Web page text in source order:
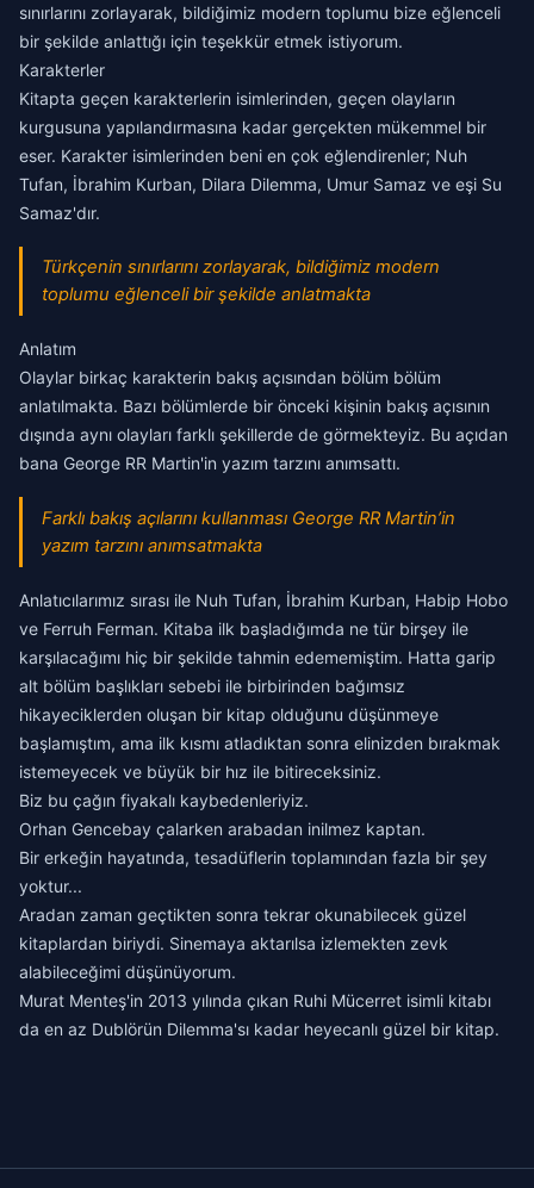
sınırlarını zorlayarak, bildiğimiz modern toplumu bize eğlenceli
bir şekilde anlattığı için teşekkür etmek istiyorum.
Karakterler
Kitapta geçen karakterlerin isimlerinden, geçen olayların
kurgusuna yapılandırmasına kadar gerçekten mükemmel bir
eser. Karakter isimlerinden beni en çok eğlendirenler; Nuh
Tufan, İbrahim Kurban, Dilara Dilemma, Umur Samaz ve eşi Su
Samaz'dır.
Türkçenin sınırlarını zorlayarak, bildiğimiz modern
toplumu eğlenceli bir şekilde anlatmakta
Anlatım
Olaylar birkaç karakterin bakış açısından bölüm bölüm
anlatılmakta. Bazı bölümlerde bir önceki kişinin bakış açısının
dışında aynı olayları farklı şekillerde de görmekteyiz. Bu açıdan
bana George RR Martin'in yazım tarzını anımsattı.
Farklı bakış açılarını kullanması George RR Martin’in
yazım tarzını anımsatmakta
Anlatıcılarımız sırası ile Nuh Tufan, İbrahim Kurban, Habip Hobo
ve Ferruh Ferman. Kitaba ilk başladığımda ne tür birşey ile
karşılacağımı hiç bir şekilde tahmin edememiştim. Hatta garip
alt bölüm başlıkları sebebi ile birbirinden bağımsız
hikayeciklerden oluşan bir kitap olduğunu düşünmeye
başlamıştım, ama ilk kısmı atladıktan sonra elinizden bırakmak
istemeyecek ve büyük bir hız ile bitireceksiniz.
Biz bu çağın fiyakalı kaybedenleriyiz.
Orhan Gencebay çalarken arabadan inilmez kaptan.
Bir erkeğin hayatında, tesadüflerin toplamından fazla bir şey
yoktur...
Aradan zaman geçtikten sonra tekrar okunabilecek güzel
kitaplardan biriydi. Sinemaya aktarılsa izlemekten zevk
alabileceğimi düşünüyorum.
Murat Menteş'in 2013 yılında çıkan Ruhi Mücerret isimli kitabı
da en az Dublörün Dilemma'sı kadar heyecanlı güzel bir kitap.